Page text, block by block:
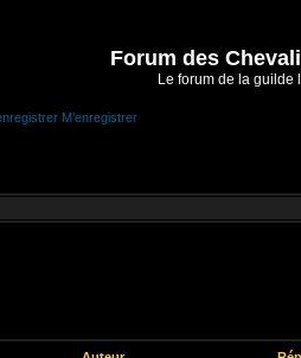
Forum des
Le forum de la guilde
M’enregistrer